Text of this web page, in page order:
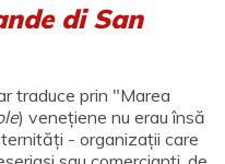
di San
traduce prin "Marea
) venețiene nu erau însă
- organizații care